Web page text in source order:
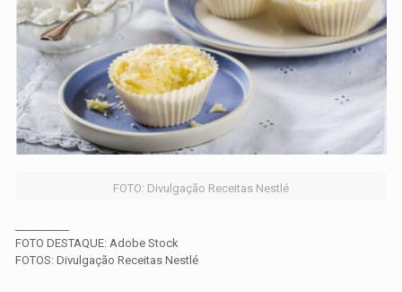
FOTO: Divulgação Receitas Nestlé
FOTO DESTAQUE: Adobe Stock
FOTOS: Divulgação Receitas Nestlé